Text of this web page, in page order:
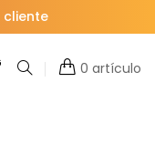
cliente
0 artículo